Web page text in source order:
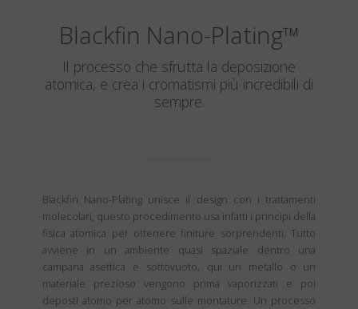
Blackfin Nano-Plating™
Il processo che sfrutta la deposizione
atomica, e crea i cromatismi più incredibili di
sempre.
Blackfin Nano-Plating unisce il design con i trattamenti
molecolari, questo procedimento usa infatti i principi della
fisica atomica per ottenere finiture sorprendenti. Tutto
avviene in un ambiente quasi spaziale dentro una
campana asettica e sottovuoto, qui un metallo o un
materiale prezioso vengono prima vaporizzati e poi
deposti atomo per atomo sulle montature. Un processo